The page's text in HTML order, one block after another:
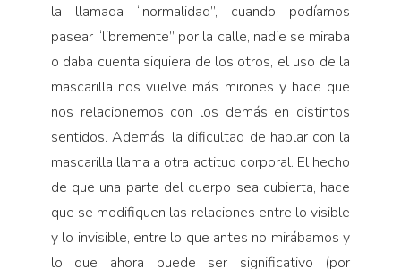
la llamada “normalidad”, cuando podíamos
pasear “libremente” por la calle, nadie se miraba
o daba cuenta siquiera de los otros, el uso de la
mascarilla nos vuelve más mirones y hace que
nos relacionemos con los demás en distintos
sentidos. Además, la dificultad de hablar con la
mascarilla llama a otra actitud corporal. El hecho
de que una parte del cuerpo sea cubierta, hace
que se modifiquen las relaciones entre lo visible
y lo invisible, entre lo que antes no mirábamos y
lo que ahora puede ser significativo (por